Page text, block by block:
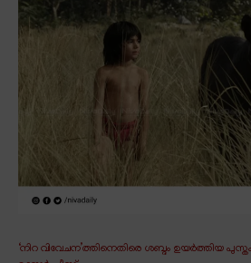
‘നിറ വിവേചന’ത്തിനെതിരെ ശബ്ദം ഉയർത്തിയ